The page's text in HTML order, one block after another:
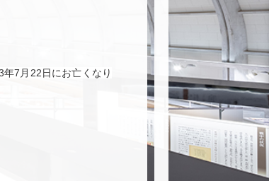
7月22日にお亡くなり